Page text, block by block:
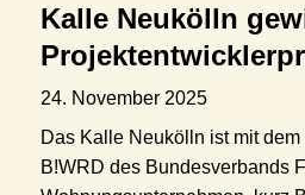
Kalle Neukölln
24. November 2025
Das Kalle Neukölln ist mit
B!WRD des Bundesverbands